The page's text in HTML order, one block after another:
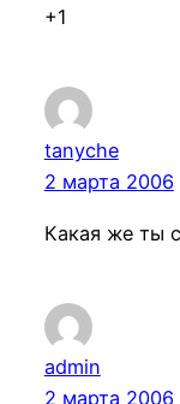
+1
tanyche
2 марта 2006
Какая же ты
admin
2 марта 2006